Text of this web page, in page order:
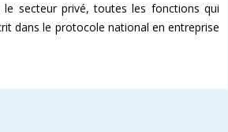
le secteur privé, toutes les fonctions qui
dans le protocole national en entreprise